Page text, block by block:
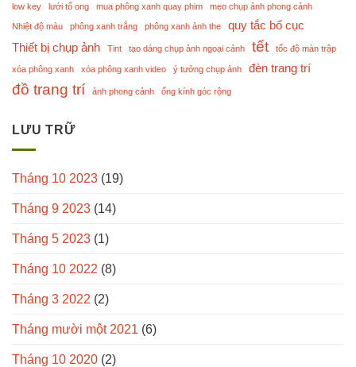
low key lưới tổ ong mua phông xanh quay phim mẹo chụp ảnh phong cảnh
Nhiệt độ màu phông xanh trắng phông xanh ảnh the
quy tắc bố cục
Thiết bị chụp ảnh
Tint tạo dáng chụp ảnh ngoại cảnh tết tốc độ màn trập
xóa phông xanh xóa phông xanh video ý tưởng chụp ảnh đèn trang trí
đồ trang trí ảnh phong cảnh ống kính góc rộng
LƯU TRỮ
Tháng 10 2023 (19)
Tháng 9 2023 (14)
Tháng 5 2023 (1)
Tháng 10 2022 (8)
Tháng 3 2022 (2)
Tháng mười một 2021 (6)
Tháng 10 2020 (2)